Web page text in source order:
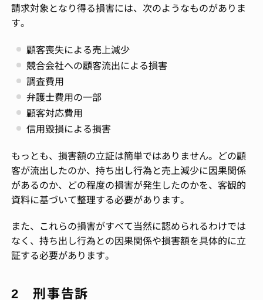
請求対象となり得る損害には、次のようなものがありま
す。
顧客喪失による売上減少
競合会社への顧客流出による損害
調査費用
弁護士費用の一部
顧客対応費用
信用毀損による損害
もっとも、損害額の立証は簡単ではありません。どの顧
客が流出したのか、持ち出し行為と売上減少に因果関係
があるのか、どの程度の損害が発生したのかを、客観的
資料に基づいて整理する必要があります。
また、これらの損害がすべて当然に認められるわけでは
なく、持ち出し行為との因果関係や損害額を具体的に立
証する必要があります。
2 刑事告訴